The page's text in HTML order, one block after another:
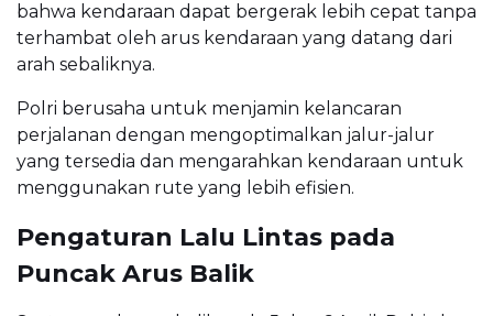
bahwa kendaraan dapat bergerak lebih cepat tanpa
terhambat oleh arus kendaraan yang datang dari
arah sebaliknya.
Polri berusaha untuk menjamin kelancaran
perjalanan dengan mengoptimalkan jalur-jalur
yang tersedia dan mengarahkan kendaraan untuk
menggunakan rute yang lebih efisien.
Pengaturan Lalu Lintas pada
Puncak Arus Balik